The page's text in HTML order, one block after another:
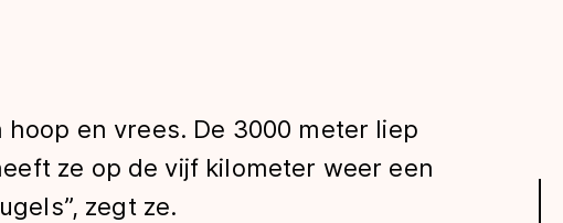
en vrees. De 3000 meter liep
ze op de vijf kilometer weer een
zegt ze.